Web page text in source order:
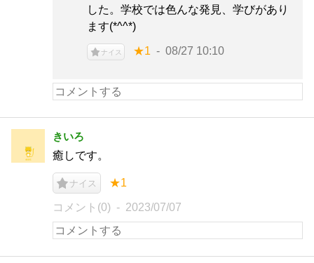
した。学校では色んな発見、学びがあり
ます(*^^*)
ナイス ★1 08/27 10:10
きいろ
癒しです。
ナイス ★1
コメント(0) 2023/07/07